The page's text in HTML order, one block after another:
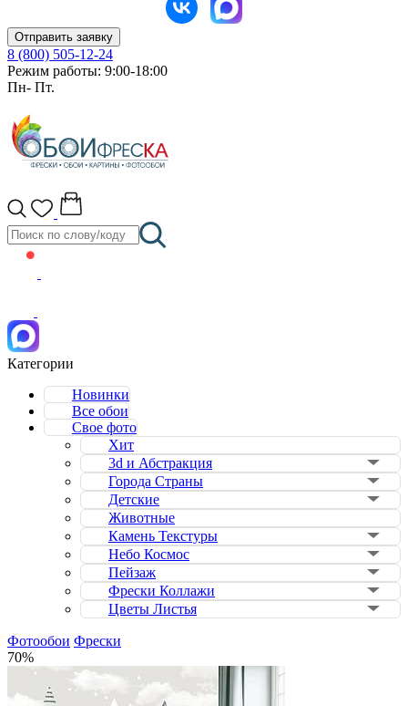
Отправить заявку
8 (800) 505-12-24
Режим работы: 9:00-18:00
Пн- Пт.
Категории
Новинки
Все обои
Свое фото
Хит
3d и Абстракция
Города Страны
Детские
Животные
Камень Текстуры
Небо Космос
Пейзаж
Фрески Коллажи
Цветы Листья
Фотообои Фрески
70%